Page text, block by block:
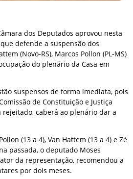
dos Deputados aprovou nesta
defende a suspensão dos
(Novo-RS), Marcos Pollon (PL-MS)
do plenário da Casa em
suspensos de forma imediata, pois
de Constituição e Justiça
rejeitado, caberá ao plenário dar a
(13 a 4), Van Hattem (13 a 4) e Zé
passada, o deputado Moses
da representação, recomendou a
por dois meses.